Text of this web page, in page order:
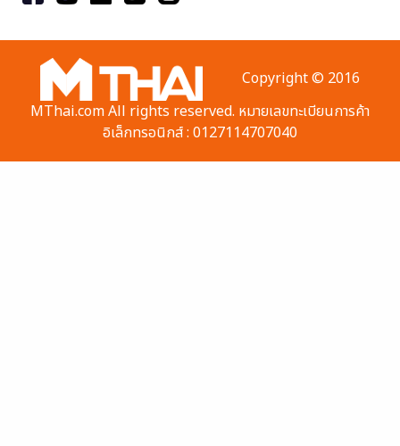
Copyright © 2016
MThai.com All rights reserved. หมายเลขทะเบียนการค้า
อิเล็กทรอนิกส์ : 0127114707040